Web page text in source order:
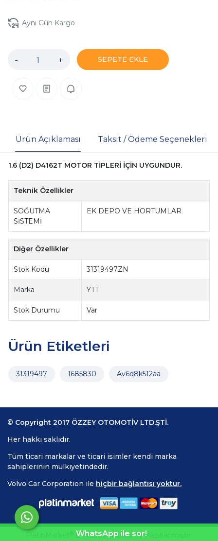
Aynı Gün Kargo
- + SEPETE EKLE
Ürün Açıklaması Taksit / Ödeme Seçenekleri
1.6 (D2) D4162T MOTOR TİPLERİ İÇİN UYGUNDUR.
Teknik Özellikler
SOĞUTMA
SİSTEMİ
EK DEPO VE HORTUMLAR
Diğer Özellikler
Stok Kodu 31319497ZN
Marka YTT
Stok Durumu Var
Ürün Etiketleri
31319497 1685830 Av6q8k512aa
© Copyright 2017 ÖZZEY OTOMOTİV LTD.ŞTİ.
Her hakkı saklıdır.
Tüm ticari markalar ve ticari isimler kendi marka
sahiplerinin mülkiyetindedir.
Volvo Car Corporation ile hiçbir bağlantısı yoktur.
E-Ticaret Sistemiİle Hazırlanmıştır.
WhatsApp ile sor!